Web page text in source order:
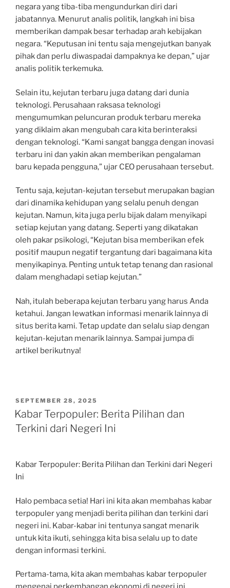
negara yang tiba-tiba mengundurkan diri dari
jabatannya. Menurut analis politik, langkah ini bisa
memberikan dampak besar terhadap arah kebijakan
negara. “Keputusan ini tentu saja mengejutkan banyak
pihak dan perlu diwaspadai dampaknya ke depan,” ujar
analis politik terkemuka.
Selain itu, kejutan terbaru juga datang dari dunia
teknologi. Perusahaan raksasa teknologi
mengumumkan peluncuran produk terbaru mereka
yang diklaim akan mengubah cara kita berinteraksi
dengan teknologi. “Kami sangat bangga dengan inovasi
terbaru ini dan yakin akan memberikan pengalaman
baru kepada pengguna,” ujar CEO perusahaan tersebut.
Tentu saja, kejutan-kejutan tersebut merupakan bagian
dari dinamika kehidupan yang selalu penuh dengan
kejutan. Namun, kita juga perlu bijak dalam menyikapi
setiap kejutan yang datang. Seperti yang dikatakan
oleh pakar psikologi, “Kejutan bisa memberikan efek
positif maupun negatif tergantung dari bagaimana kita
menyikapinya. Penting untuk tetap tenang dan rasional
dalam menghadapi setiap kejutan.”
Nah, itulah beberapa kejutan terbaru yang harus Anda
ketahui. Jangan lewatkan informasi menarik lainnya di
situs berita kami. Tetap update dan selalu siap dengan
kejutan-kejutan menarik lainnya. Sampai jumpa di
artikel berikutnya!
POSTED
ON
SEPTEMBER 28, 2025
Kabar Terpopuler: Berita Pilihan dan
Terkini dari Negeri Ini
Kabar Terpopuler: Berita Pilihan dan Terkini dari Negeri
Ini
Halo pembaca setia! Hari ini kita akan membahas kabar
terpopuler yang menjadi berita pilihan dan terkini dari
negeri ini. Kabar-kabar ini tentunya sangat menarik
untuk kita ikuti, sehingga kita bisa selalu up to date
dengan informasi terkini.
Pertama-tama, kita akan membahas kabar terpopuler